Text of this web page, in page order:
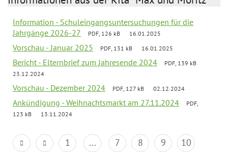
Information - Schuleingangsuntersuchungen für die
Jahrgänge 2026-27
PDF, 126 kB 16.01.2025
Vorschau - Januar 2025 PDF, 131 kB 16.01.2025
Bericht - Elternbrief zum Jahresende 2024
PDF, 139 kB
23.12.2024
Vorschau - Dezember 2024 PDF, 127 kB 02.12.2024
Ankündigung - Weihnachtsmarkt am 27.11.2024
PDF,
123 kB
13.11.2024
1 ... 7 8 9
10